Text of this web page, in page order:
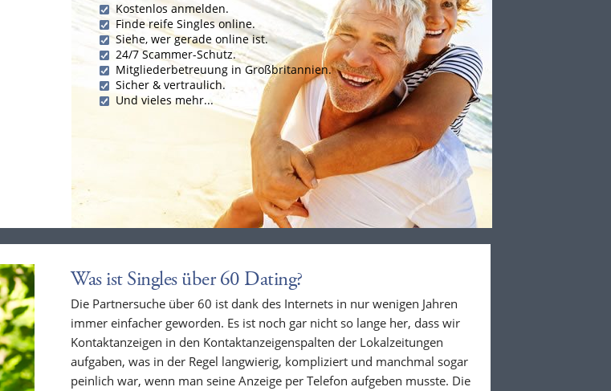
Kostenlos anmelden.
Finde reife Singles online.
Siehe, wer gerade online ist.
24/7 Scammer-Schutz.
Mitgliederbetreuung in Großbritannien.
Sicher & vertraulich.
Und vieles mehr...
Was ist Singles über 60 Dating?
Die Partnersuche über 60 ist dank des Internets in nur wenigen Jahren
immer einfacher geworden. Es ist noch gar nicht so lange her, dass wir
Kontaktanzeigen in den Kontaktanzeigenspalten der Lokalzeitungen
aufgaben, was in der Regel langwierig, kompliziert und manchmal sogar
peinlich war, wenn man seine Anzeige per Telefon aufgeben musste. Die